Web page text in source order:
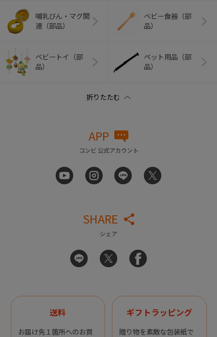
哺乳びん・マグ関
連（部品）
ベビー食器（部
品）
ベビートイ（部
品）
ペット用品（部
品）
APP
コンビ 公式アカウント
SHARE
シェア
送料
お届け先１箇所へのお買
ギフトラッピング
贈り物を素敵な包装紙で